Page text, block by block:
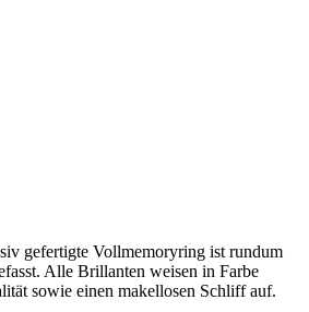
gefertigte Vollmemoryring ist rundum
Alle Brillanten weisen in Farbe
sowie einen makellosen Schliff auf.